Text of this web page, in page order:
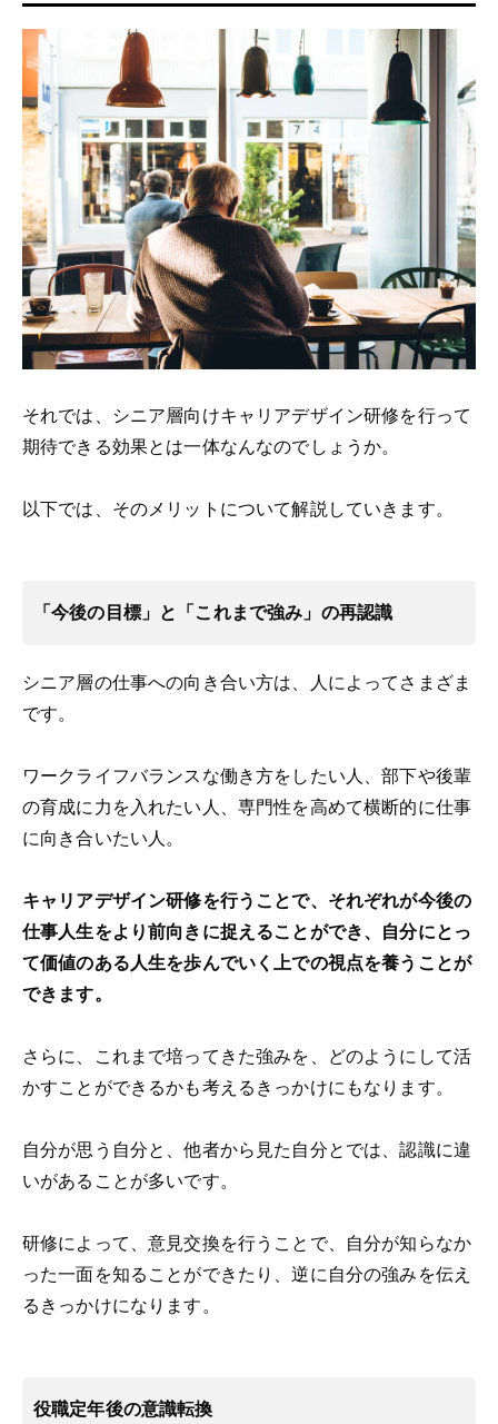
それでは、シニア層向けキャリアデザイン研修を行って
期待できる効果とは一体なんなのでしょうか。
以下では、そのメリットについて解説していきます。
「今後の目標」と「これまで強み」の再認識
シニア層の仕事への向き合い方は、人によってさまざま
です。
ワークライフバランスな働き方をしたい人、部下や後輩
の育成に力を入れたい人、専門性を高めて横断的に仕事
に向き合いたい人。
キャリアデザイン研修を行うことで、それぞれが今後の
仕事人生をより前向きに捉えることができ、自分にとっ
て価値のある人生を歩んでいく上での視点を養うことが
できます。
さらに、これまで培ってきた強みを、どのようにして活
かすことができるかも考えるきっかけにもなります。
自分が思う自分と、他者から見た自分とでは、認識に違
いがあることが多いです。
研修によって、意見交換を行うことで、自分が知らなか
った一面を知ることができたり、逆に自分の強みを伝え
るきっかけになります。
役職定年後の意識転換